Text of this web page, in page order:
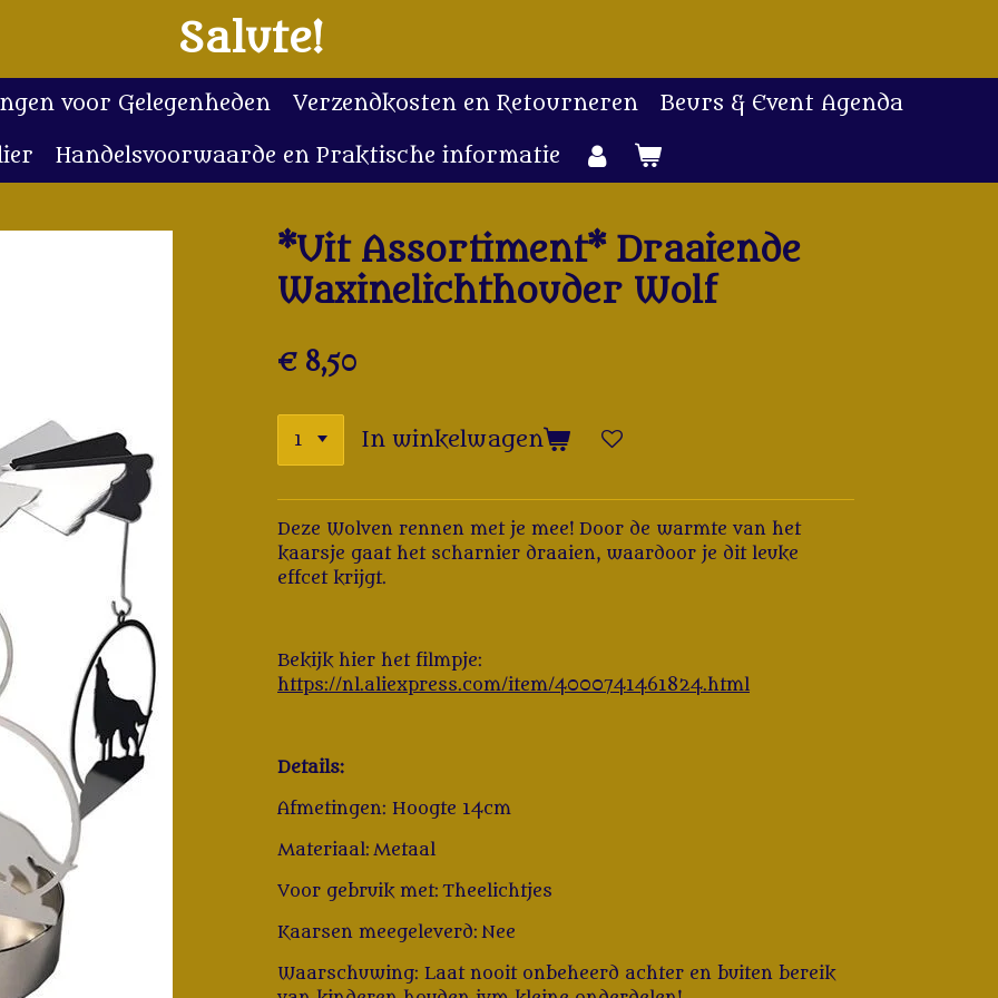
Salute!
voor Gelegenheden Verzendkosten en Retourneren Beurs & Event Agenda
Handelsvoorwaarde en Praktische informatie
*Uit Assortiment* Draaiende
Waxinelichthouder Wolf
€ 8,50
In winkelwagen
Deze Wolven rennen met je mee! Door de warmte van het
kaarsje gaat het scharnier draaien, waardoor je dit leuke
effcet krijgt.
Bekijk hier het filmpje:
https://nl.aliexpress.com/item/4000741461824.html
Details:
Afmetingen: Hoogte 14cm
Materiaal: Metaal
Voor gebruik met: Theelichtjes
Kaarsen meegeleverd: Nee
Waarschuwing: Laat nooit onbeheerd achter en buiten bereik